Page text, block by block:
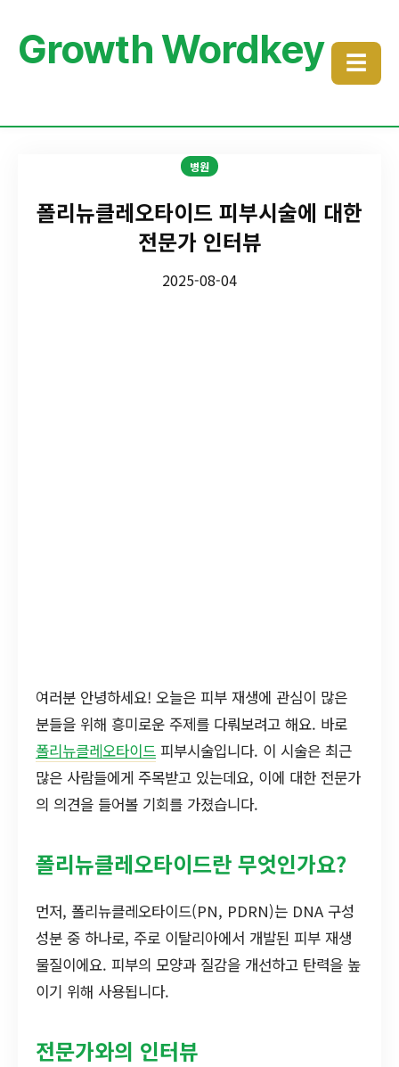
Growth Wordkey ☰
병원
폴리뉴클레오타이드 피부시술에 대한
전문가 인터뷰
2025-08-04
여러분 안녕하세요! 오늘은 피부 재생에 관심이 많은
분들을 위해 흥미로운 주제를 다뤄보려고 해요. 바로
폴리뉴클레오타이드 피부시술입니다. 이 시술은 최근
많은 사람들에게 주목받고 있는데요, 이에 대한 전문가
의 의견을 들어볼 기회를 가졌습니다.
폴리뉴클레오타이드란 무엇인가요?
먼저, 폴리뉴클레오타이드(PN, PDRN)는 DNA 구성
성분 중 하나로, 주로 이탈리아에서 개발된 피부 재생
물질이에요. 피부의 모양과 질감을 개선하고 탄력을 높
이기 위해 사용됩니다.
전문가와의 인터뷰